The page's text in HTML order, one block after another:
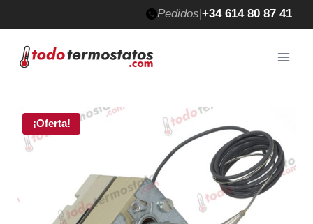
al
contenido
Pedidos|+34 614 80 87 41
¡Oferta!